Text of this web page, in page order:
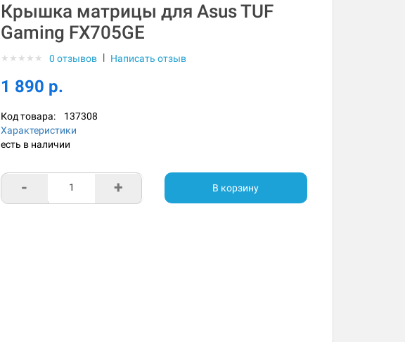
Крышка матрицы для Asus TUF
Gaming FX705GE
★ ★ ★ ★ ★ 0 отзывов | Написать отзыв
1 890 р.
Код товара: 137308
Характеристики
есть в наличии
- + В корзину